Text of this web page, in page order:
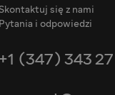
się z nami
Pytania i odpowiedzi
+1 (347) 343